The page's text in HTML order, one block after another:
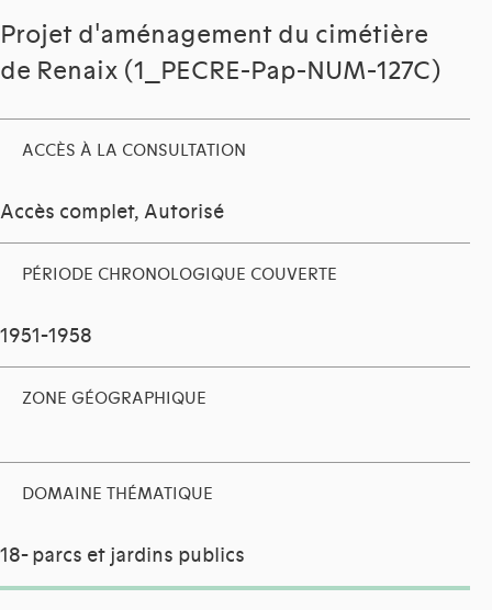
Projet d'aménagement du cimétière
de Renaix (1_PECRE-Pap-NUM-127C)
ACCÈS À LA CONSULTATION
Accès complet, Autorisé
PÉRIODE CHRONOLOGIQUE COUVERTE
1951-1958
ZONE GÉOGRAPHIQUE
DOMAINE THÉMATIQUE
18- parcs et jardins publics